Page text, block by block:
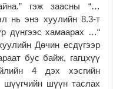
гэж заасны “…
нь энэ хуулийн 8.3-т
дүнгээс хамаарах …“
Дөчин есдүгээр
бус байж, гагцхүү
4 дэх хэсгийн
шүүн таслах